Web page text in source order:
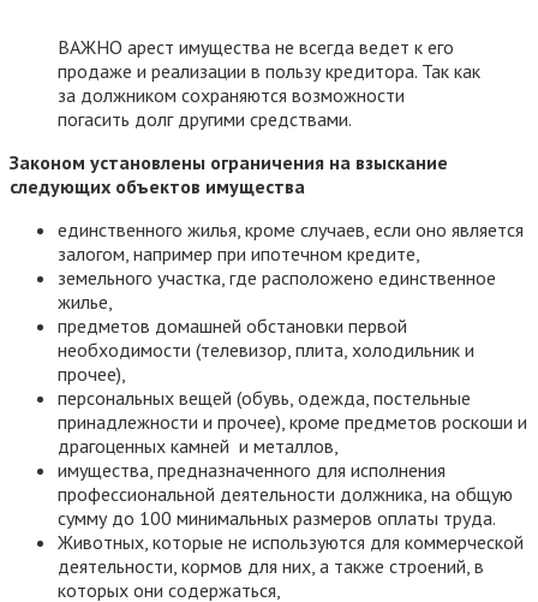
ВАЖНО арест имущества не всегда ведет к его
продаже и реализации в пользу кредитора. Так как
за должником сохраняются возможности
погасить долг другими средствами.
Законом установлены ограничения на взыскание
следующих объектов имущества
единственного жилья, кроме случаев, если оно является
залогом, например при ипотечном кредите,
земельного участка, где расположено единственное
жилье,
предметов домашней обстановки первой
необходимости (телевизор, плита, холодильник и
прочее),
персональных вещей (обувь, одежда, постельные
принадлежности и прочее), кроме предметов роскоши и
драгоценных камней и металлов,
имущества, предназначенного для исполнения
профессиональной деятельности должника, на общую
сумму до 100 минимальных размеров оплаты труда.
Животных, которые не используются для коммерческой
деятельности, кормов для них, а также строений, в
которых они содержаться,